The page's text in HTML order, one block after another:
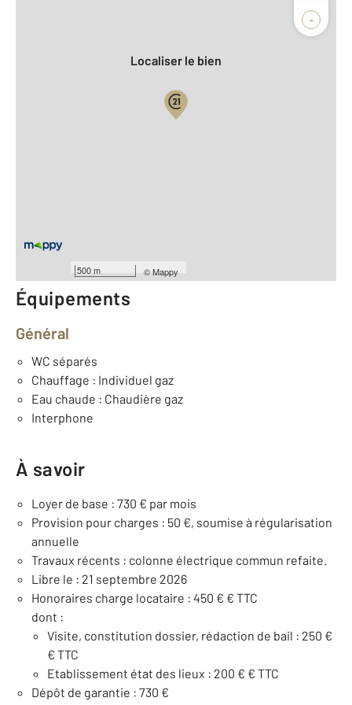
-
500 m ©Mappy
Localiser le bien
Année construction : 1930
Équipements
Général
WC séparés
Chauffage : Individuel gaz
Eau chaude : Chaudière gaz
Interphone
À savoir
Loyer de base : 730 € par mois
Provision pour charges : 50 €, soumise à régularisation
annuelle
Travaux récents : colonne électrique commun refaite.
Libre le : 21 septembre 2026
Honoraires charge locataire : 450 € € TTC
dont :
Visite, constitution dossier, rédaction de bail : 250 €
€ TTC
Etablissement état des lieux : 200 € € TTC
Dépôt de garantie : 730 €